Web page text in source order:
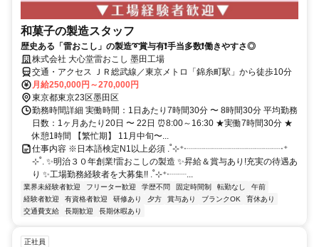
和菓子の製造スタッフ
歴史ある「雷おこし」の製造➰賞与有❗手当多数❗働きやすさ◎
株式会社 大心堂雷おこし 墨田工場
交通・アクセス ＪＲ総武線／東京メトロ「錦糸町駅」から徒歩10分
月給250,000円～270,000円
東京都東京23区墨田区
勤務時間詳細 実働時間：1日あたり7時間30分 〜 8時間30分 平均勤務
日数：1ヶ月あたり20日 〜 22日 ⏰8:00～16:30 ★実働7時間30分 ★
休憩1時間 【繁忙期】 11月中旬〜...
仕事内容 ※日本語検定N1以上必須 .˚⊹⁺‧┈┈┈┈┈┈┈┈┈┈┈‧⁺
⊹˚. ✨明治３０年創業!雷おこしの製造 ✨昇給＆賞与あり!充実の待遇あ
り ✨工場勤務経験者を大募集!! .˚⊹⁺‧┈┈...
業界未経験者歓迎 フリーター歓迎 学歴不問 固定時間制 転勤なし
午前
経験者歓迎
有資格者歓迎 研修あり 夕方 賞与あり ブランクOK
育休あり
交通費支給
長期歓迎 長期休暇あり
正社員